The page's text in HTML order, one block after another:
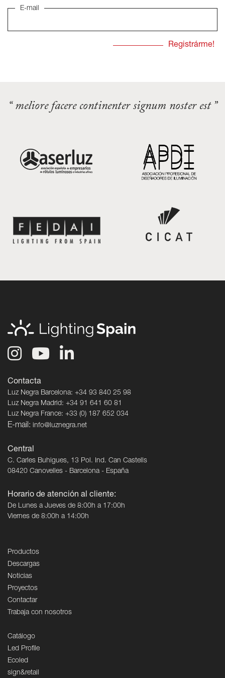
E-mail
“ meliore facere continenter signum noster est ”
Contacta
Luz Negra Barcelona: +34 93 840 25 98
Luz Negra Madrid: +34 91 641 60 81
Luz Negra France: +33 (0) 187 652 034
E-mail: info@luznegra.net
Central
C. Carles Buhigues, 13 Pol. Ind. Can Castells
08420 Canovelles - Barcelona - España
Horario de atención al cliente:
De Lunes a Jueves de 8:00h a 17:00h
Viernes de 8:00h a 14:00h
Productos
Descargas
Noticias
Proyectos
Contactar
Trabaja con nosotros
Catálogo
Led Profile
Ecoled
sign&retail